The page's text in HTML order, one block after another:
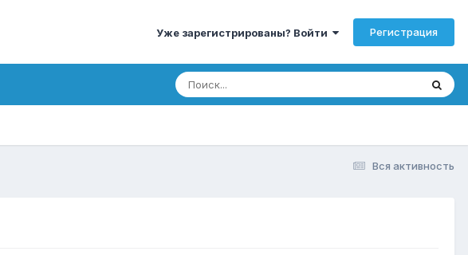
Уже зарегистрированы? Войти Регистрация
Вся активность